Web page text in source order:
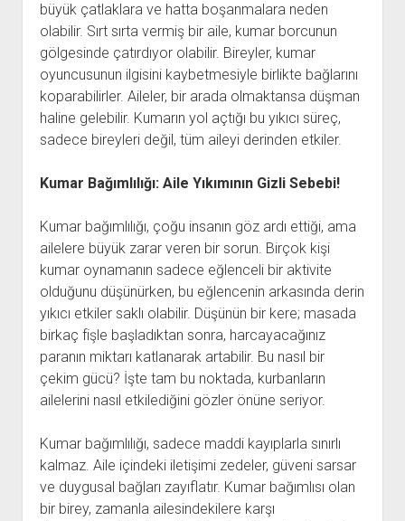
büyük çatlaklara ve hatta boşanmalara neden
olabilir. Sırt sırta vermiş bir aile, kumar borcunun
gölgesinde çatırdıyor olabilir. Bireyler, kumar
oyuncusunun ilgisini kaybetmesiyle birlikte bağlarını
koparabilirler. Aileler, bir arada olmaktansa düşman
haline gelebilir. Kumarın yol açtığı bu yıkıcı süreç,
sadece bireyleri değil, tüm aileyi derinden etkiler.
Kumar Bağımlılığı: Aile Yıkımının Gizli Sebebi!
Kumar bağımlılığı, çoğu insanın göz ardı ettiği, ama
ailelere büyük zarar veren bir sorun. Birçok kişi
kumar oynamanın sadece eğlenceli bir aktivite
olduğunu düşünürken, bu eğlencenin arkasında derin
yıkıcı etkiler saklı olabilir. Düşünün bir kere; masada
birkaç fişle başladıktan sonra, harcayacağınız
paranın miktarı katlanarak artabilir. Bu nasıl bir
çekim gücü? İşte tam bu noktada, kurbanların
ailelerini nasıl etkilediğini gözler önüne seriyor.
Kumar bağımlılığı, sadece maddi kayıplarla sınırlı
kalmaz. Aile içindeki iletişimi zedeler, güveni sarsar
ve duygusal bağları zayıflatır. Kumar bağımlısı olan
bir birey, zamanla ailesindekilere karşı